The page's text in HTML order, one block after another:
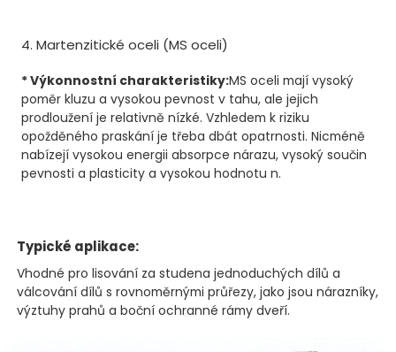
4. Martenzitické oceli (MS oceli)
* Výkonnostní charakteristiky:MS oceli mají vysoký
poměr kluzu a vysokou pevnost v tahu, ale jejich
prodloužení je relativně nízké. Vzhledem k riziku
opožděného praskání je třeba dbát opatrnosti. Nicméně
nabízejí vysokou energii absorpce nárazu, vysoký součin
pevnosti a plasticity a vysokou hodnotu n.
Typické aplikace:
Vhodné pro lisování za studena jednoduchých dílů a
válcování dílů s rovnoměrnými průřezy, jako jsou nárazníky,
výztuhy prahů a boční ochranné rámy dveří.